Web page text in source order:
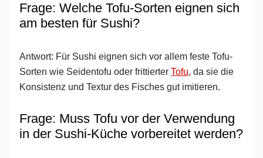
Frage: Welche Tofu-Sorten eignen sich
am besten für Sushi?
Antwort: Für Sushi eignen sich vor allem feste Tofu-
Sorten wie Seidentofu oder frittierterTofu , da sie die
Konsistenz und Textur des Fisches gut imitieren.
Frage: Muss Tofu vor der Verwendung
in der Sushi-Küche vorbereitet werden?